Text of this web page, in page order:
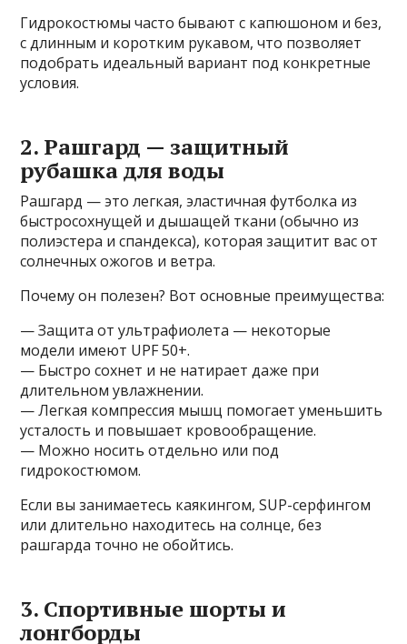
Гидрокостюмы часто бывают с капюшоном и без,
с длинным и коротким рукавом, что позволяет
подобрать идеальный вариант под конкретные
условия.
2. Рашгард — защитный
рубашка для воды
Рашгард — это легкая, эластичная футболка из
быстросохнущей и дышащей ткани (обычно из
полиэстера и спандекса), которая защитит вас от
солнечных ожогов и ветра.
Почему он полезен? Вот основные преимущества:
— Защита от ультрафиолета — некоторые
модели имеют UPF 50+.
— Быстро сохнет и не натирает даже при
длительном увлажнении.
— Легкая компрессия мышц помогает уменьшить
усталость и повышает кровообращение.
— Можно носить отдельно или под
гидрокостюмом.
Если вы занимаетесь каякингом, SUP-серфингом
или длительно находитесь на солнце, без
рашгарда точно не обойтись.
3. Спортивные шорты и
лонгборды